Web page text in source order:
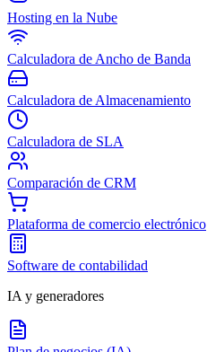
Hosting en la Nube
Calculadora de Ancho de Banda
Calculadora de Almacenamiento
Calculadora de SLA
Comparación de CRM
Plataforma de comercio electrónico
Software de contabilidad
IA y generadores